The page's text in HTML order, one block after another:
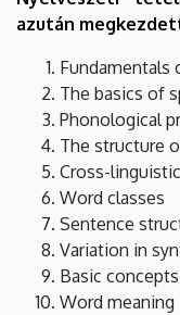
azután
Fundamentals
The basics of
Phonological
The structure
Cross-
Word classes
Sentence
Variation in
Basic
Word meaning